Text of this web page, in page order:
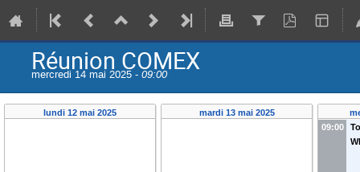
Réunion COMEX
mercredi 14 mai 2025 - 09:00
lundi 12 mai 2025 mardi 13 mai 2025
09:00